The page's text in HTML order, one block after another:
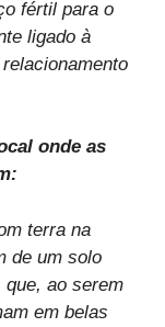
fértil para o
ligado à
onde as
terra na
de um solo
ao serem
em belas